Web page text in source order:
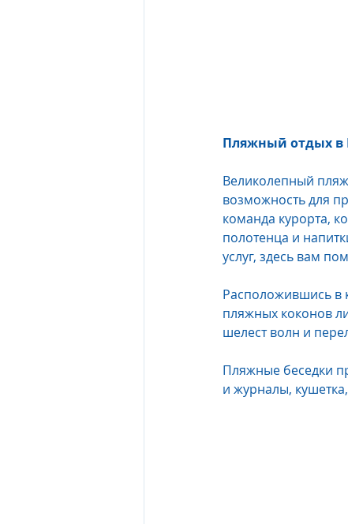
Пляжный отдых в
Великолепный
возможность для
команда курорта,
полотенца и
услуг, здесь вам
Расположившись в
пляжных коконов
шелест волн и
Пляжные беседки
и журналы,